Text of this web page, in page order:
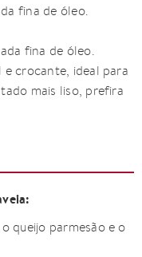
fina de óleo.
fina de óleo.
e crocante, ideal para
mais liso, prefira
queijo parmesão e o